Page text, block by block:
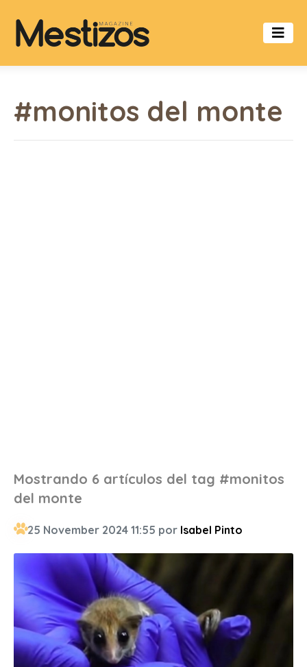
#monitos del monte
Mostrando 6 artículos del tag #monitos
del monte
25 November 2024 11:55 por Isabel Pinto